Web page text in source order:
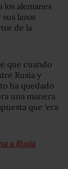
alemanes
lazos
de la
que cuando
Rusia y
ha quedado
una manera
que ‘era
a Rusia